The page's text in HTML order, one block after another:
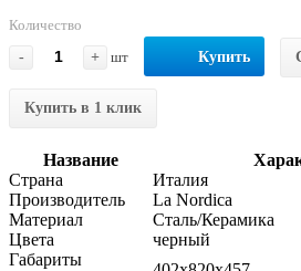
Количество
-
+ шт Купить
Купить в 1 клик
Название
Страна
Италия
Производитель
La Nordica
Материал
Сталь/Керамика
Цвета
черный
Габариты